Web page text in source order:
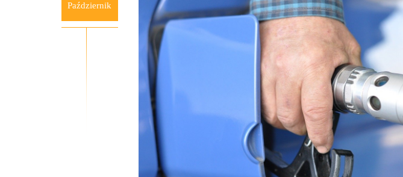
Październik